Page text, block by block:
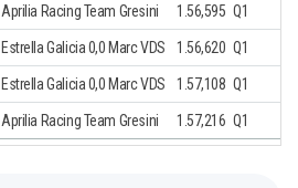
Aprilia Racing Team Gresini 1.56,595 Q1
Estrella Galicia 0,0 Marc VDS 1.56,620 Q1
Estrella Galicia 0,0 Marc VDS 1.57,108 Q1
Aprilia Racing Team Gresini 1.57,216 Q1